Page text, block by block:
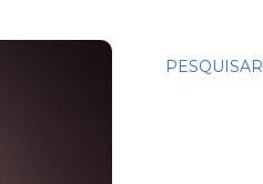
PESQUISAR